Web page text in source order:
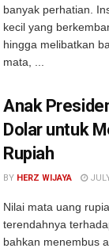
banyak perhatian.
kecil yang
hingga melibatkan
mata, ...
Anak
Dolar untuk
Rupiah
BY HERZ WIJAYA
Nilai mata uang
terendahnya
bahkan menembus